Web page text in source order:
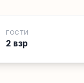
ГОСТИ
2 взр